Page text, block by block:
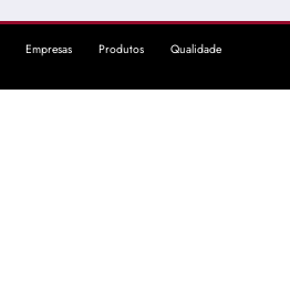
Empresas Produtos Qualidade